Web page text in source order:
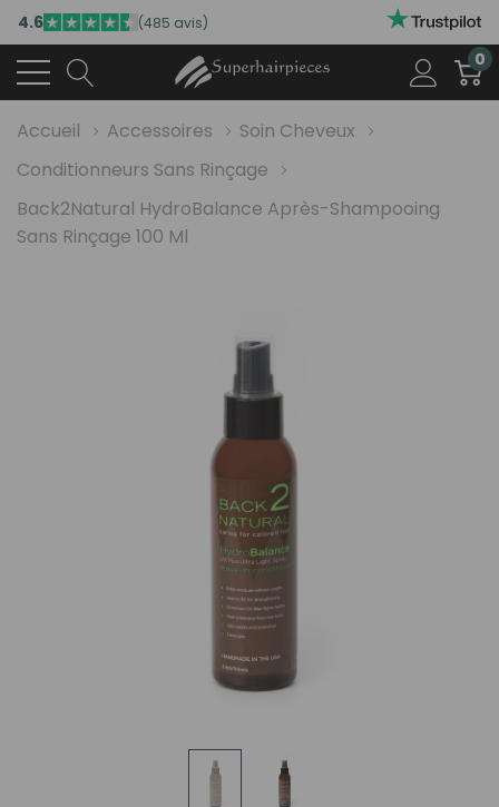
4.6 (485 avis)
0
Accueil Accessoires
Soin Cheveux
Conditionneurs Sans Rinçage
Back2Natural HydroBalance Après-Shampooing
Sans Rinçage 100 Ml